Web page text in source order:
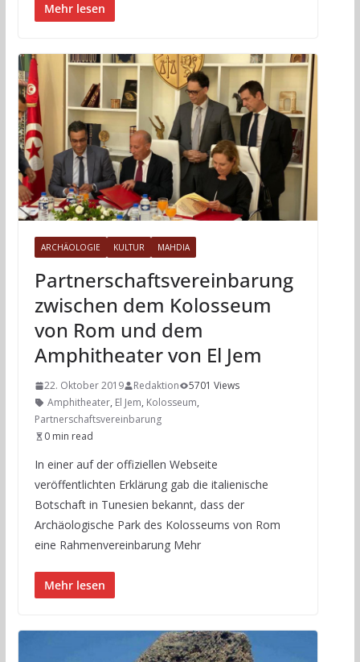
Mehr lesen
ARCHÄOLOGIE KULTUR MAHDIA
Partnerschaftsvereinbarung
zwischen dem Kolosseum
von Rom und dem
Amphitheater von El Jem
22. Oktober 2019 Redaktion
5701 Views
Amphitheater, El Jem, Kolosseum,
Partnerschaftsvereinbarung
0 min read
In einer auf der offiziellen Webseite
veröffentlichten Erklärung gab die italienische
Botschaft in Tunesien bekannt, dass der
Archäologische Park des Kolosseums von Rom
eine Rahmenvereinbarung Mehr
Mehr lesen